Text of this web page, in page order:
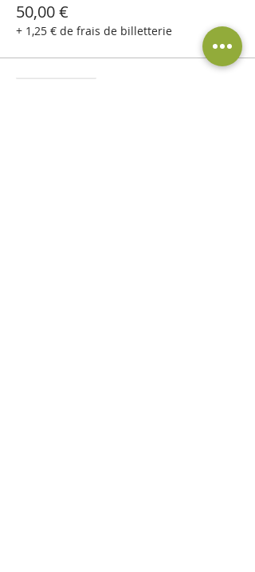
50,00 €
+ 1,25 € de frais de billetterie